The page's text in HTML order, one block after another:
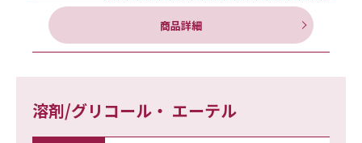
商品詳細
溶剤/グリコール・ エーテル